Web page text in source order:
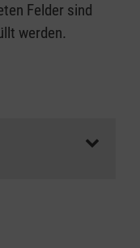
Felder sind
werden.